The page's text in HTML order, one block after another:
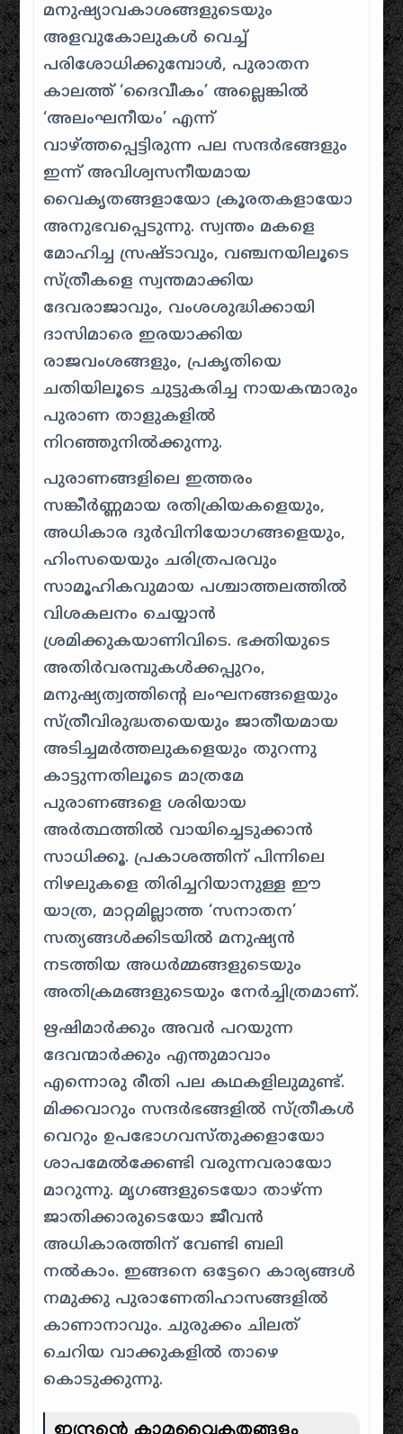
മനുഷ്യാവകാശങ്ങളുടെയും
അളവുകോലുകൾ വെച്ച്
പരിശോധിക്കുമ്പോൾ, പുരാതന
കാലത്ത് ‘ദൈവീകം’ അല്ലെങ്കിൽ
‘അലംഘനീയം’ എന്ന്
വാഴ്ത്തപ്പെട്ടിരുന്ന പല സന്ദർഭങ്ങളും
ഇന്ന് അവിശ്വസനീയമായ
വൈകൃതങ്ങളായോ ക്രൂരതകളായോ
അനുഭവപ്പെടുന്നു. സ്വന്തം മകളെ
മോഹിച്ച സ്രഷ്ടാവും, വഞ്ചനയിലൂടെ
സ്ത്രീകളെ സ്വന്തമാക്കിയ
ദേവരാജാവും, വംശശുദ്ധിക്കായി
ദാസിമാരെ ഇരയാക്കിയ
രാജവംശങ്ങളും, പ്രകൃതിയെ
ചതിയിലൂടെ ചുട്ടുകരിച്ച നായകന്മാരും
പുരാണ താളുകളിൽ
നിറഞ്ഞുനിൽക്കുന്നു.
പുരാണങ്ങളിലെ ഇത്തരം
സങ്കീർണ്ണമായ രതിക്രിയകളെയും,
അധികാര ദുർവിനിയോഗങ്ങളെയും,
ഹിംസയെയും ചരിത്രപരവും
സാമൂഹികവുമായ പശ്ചാത്തലത്തിൽ
വിശകലനം ചെയ്യാൻ
ശ്രമിക്കുകയാണിവിടെ. ഭക്തിയുടെ
അതിർവരമ്പുകൾക്കപ്പുറം,
മനുഷ്യത്വത്തിന്റെ ലംഘനങ്ങളെയും
സ്ത്രീവിരുദ്ധതയെയും ജാതീയമായ
അടിച്ചമർത്തലുകളെയും തുറന്നു
കാട്ടുന്നതിലൂടെ മാത്രമേ
പുരാണങ്ങളെ ശരിയായ
അർത്ഥത്തിൽ വായിച്ചെടുക്കാൻ
സാധിക്കൂ. പ്രകാശത്തിന് പിന്നിലെ
നിഴലുകളെ തിരിച്ചറിയാനുള്ള ഈ
യാത്ര, മാറ്റമില്ലാത്ത ‘സനാതന’
സത്യങ്ങൾക്കിടയിൽ മനുഷ്യൻ
നടത്തിയ അധർമ്മങ്ങളുടെയും
അതിക്രമങ്ങളുടെയും നേർച്ചിത്രമാണ്.
ഋഷിമാർക്കും അവർ പറയുന്ന
ദേവന്മാർക്കും എന്തുമാവാം
എന്നൊരു രീതി പല കഥകളിലുമുണ്ട്.
മിക്കവാറും സന്ദർഭങ്ങളിൽ സ്ത്രീകൾ
വെറും ഉപഭോഗവസ്തുക്കളായോ
ശാപമേൽക്കേണ്ടി വരുന്നവരായോ
മാറുന്നു. മൃഗങ്ങളുടെയോ താഴ്ന്ന
ജാതിക്കാരുടെയോ ജീവൻ
അധികാരത്തിന് വേണ്ടി ബലി
നൽകാം. ഇങ്ങനെ ഒട്ടേറെ കാര്യങ്ങൾ
നമുക്കു പുരാണേതിഹാസങ്ങളിൽ
കാണാനാവും. ചുരുക്കം ചിലത്
ചെറിയ വാക്കുകളിൽ താഴെ
കൊടുക്കുന്നു.